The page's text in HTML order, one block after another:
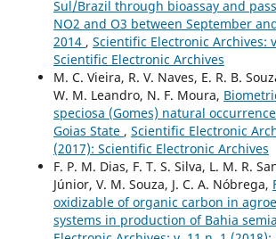
Sul/Brazil through bioassay and
NO2 and O3 between September
2014 , Scientific Electronic Archives:
Scientific Electronic Archives
M. C. Vieira, R. V. Naves, E. R. B.
W. M. Leandro, N. F. Moura,
speciosa (Gomes) natural
Goias State , Scientific Electronic
(2017): Scientific Electronic Archives
F. P. M. Dias, F. T. S. Silva, L. M. R.
Júnior, V. M. Souza, J. C. A. Nóbrega,
oxidizable of organic carbon in
systems in production of Bahia